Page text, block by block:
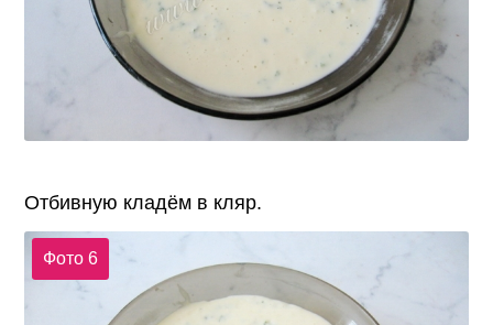
Отбивную кладём в кляр.
Фото 6